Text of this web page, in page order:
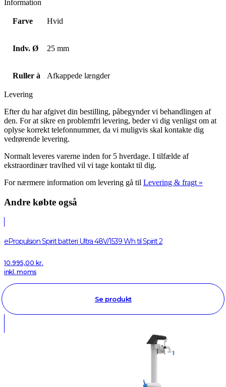
Information
Farve Hvid
Indv. Ø 25 mm
Ruller à Afkappede længder
Levering
Efter du har afgivet din bestilling, påbegynder vi behandlingen af
den. For at sikre en problemfri levering, beder vi dig venligst om at
oplyse korrekt telefonnummer, da vi muligvis skal kontakte dig
vedrørende levering.
Normalt leveres varerne inden for 5 hverdage. I tilfælde af
ekstraordinær travlhed vil vi tage kontakt til dig.
For nærmere information om levering gå til Levering & fragt »
Andre købte også
ePropulsion Spirit batteri Ultra 48V/1539 Wh til Spirit 2
10.995,00 kr.
inkl. moms
Se produkt